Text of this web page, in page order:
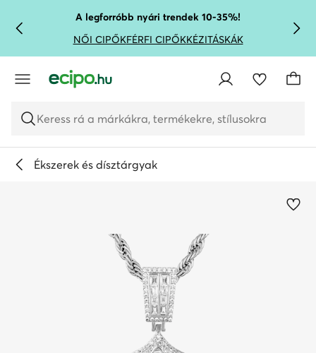
UGRÁS A FŐ TARTALOMRA
UGRÁS A KERESÉSHEZA legforróbb nyári trendek 10-35%!
NŐI CIPŐKFÉRFI CIPŐKKÉZITÁSKÁK
Keress rá a márkákra, termékekre, stílusokra
Ékszerek és dísztárgyak